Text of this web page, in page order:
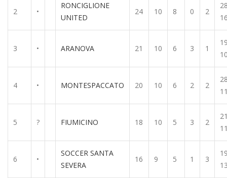
2 •
RONCIGLIONE
UNITED
24 10 8 0 2
3 • ARANOVA 21 10 6 3 1
4 • MONTESPACCATO 20 10 6 2 2
5 ? FIUMICINO 18 10 5 3 2
6 •
SOCCER SANTA
SEVERA
16 9 5 1 3